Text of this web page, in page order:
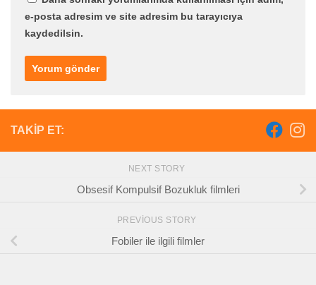
e-posta adresim ve site adresim bu tarayıcıya
kaydedilsin.
TAKIP ET:
NEXT STORY
Obsesif Kompulsif Bozukluk filmleri
PREVIOUS STORY
Fobiler ile ilgili filmler